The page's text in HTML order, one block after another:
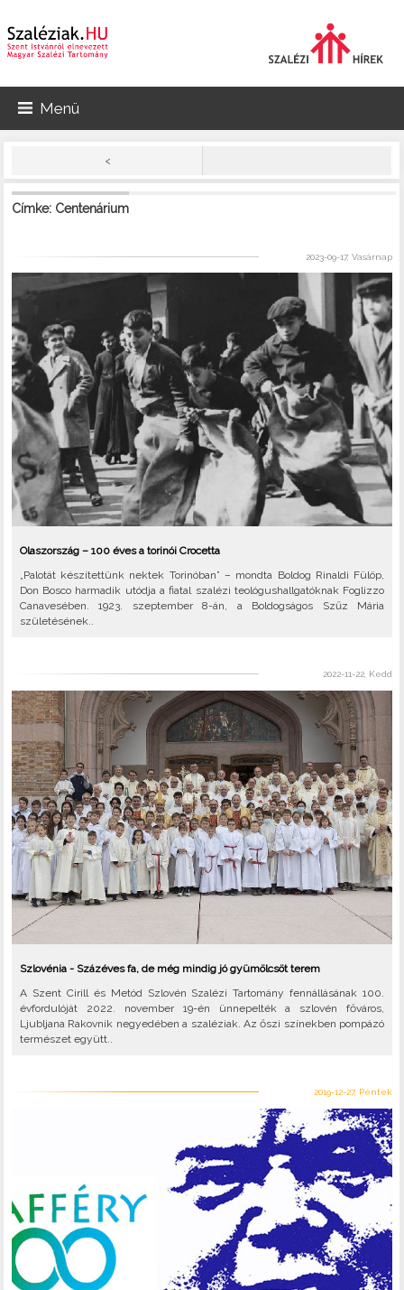
Menü
<
Címke: Centenárium
2023-09-17, Vasárnap
Olaszország – 100 éves a torinói Crocetta
„Palotát készítettünk nektek Torinóban” – mondta Boldog Rinaldi Fülöp,
Don Bosco harmadik utódja a fiatal szalézi teológushallgatóknak Foglizzo
Canavesében. 1923. szeptember 8-án, a Boldogságos Szűz Mária
születésének..
2022-11-22, Kedd
Szlovénia - Százéves fa, de még mindig jó gyümölcsöt terem
A Szent Cirill és Metód Szlovén Szalézi Tartomány fennállásának 100.
évfordulóját 2022. november 19-én ünnepelték a szlovén főváros,
Ljubljana Rakovnik negyedében a szaléziak. Az őszi színekben pompázó
természet együtt..
2019-12-27, Péntek